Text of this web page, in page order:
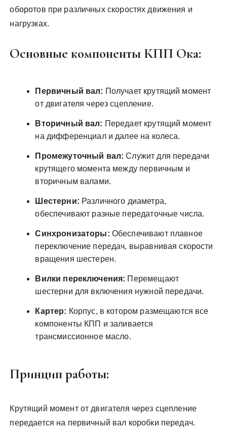
оборотов при различных скоростях движения и
нагрузках.
Основные компоненты КПП Ока:
Первичный вал: Получает крутящий момент
от двигателя через сцепление.
Вторичный вал: Передает крутящий момент
на дифференциал и далее на колеса.
Промежуточный вал: Служит для передачи
крутящего момента между первичным и
вторичным валами.
Шестерни: Различного диаметра,
обеспечивают разные передаточные числа.
Синхронизаторы: Обеспечивают плавное
переключение передач, выравнивая скорости
вращения шестерен.
Вилки переключения: Перемещают
шестерни для включения нужной передачи.
Картер: Корпус, в котором размещаются все
компоненты КПП и заливается
трансмиссионное масло.
Принцип работы:
Крутящий момент от двигателя через сцепление
передается на первичный вал коробки передач.